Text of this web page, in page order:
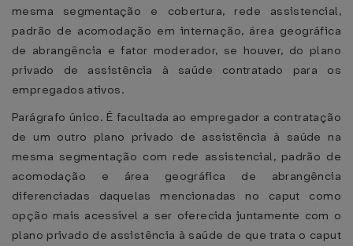
mesma segmentação e cobertura, rede assistencial,
padrão de acomodação em internação, área geográfica
de abrangência e fator moderador, se houver, do plano
privado de assistência à saúde contratado para os
empregados ativos.
Parágrafo único. É facultada ao empregador a contratação
de um outro plano privado de assistência à saúde na
mesma segmentação com rede assistencial, padrão de
acomodação e área geográfica de abrangência
diferenciadas daquelas mencionadas no caput como
opção mais acessível a ser oferecida juntamente com o
plano privado de assistência à saúde de que trata o caput